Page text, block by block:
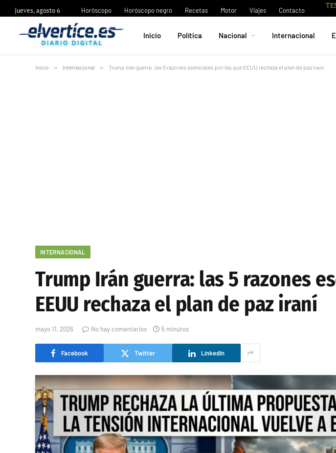
jueves, agosto 6 Horóscopo Horóscopo negro Recetas Motor Viajes Contacto
Inicio Política Nacional Internacional
Inicio » Internacional » Trump Irán guerra: las 5 razones esenciales por las que EEUU rechaza el plan de paz iraní
INTERNACIONAL
Trump Irán guerra: las 5 razones
EEUU rechaza el plan de paz iraní
mayo 11, 2026 No hay comentarios 5 minutos
Facebook Twitter LinkedIn